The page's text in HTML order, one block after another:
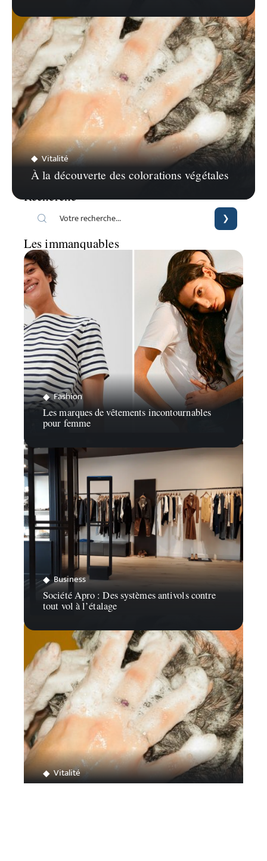
Vitalité
À la découverte des colorations végétales
Recherche
Les immanquables
Fashion
Les marques de vêtements incontournables
pour femme
Business
Société Apro : Des systèmes antivols contre
tout vol à l’étalage
Vitalité